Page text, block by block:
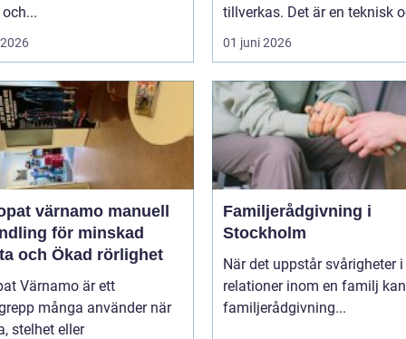
tillverkas. Det är en teknisk
01 juni 2026
värnamo manuell
för minskad
och Ökad rörlighet
Värnamo är ett
många använder när
stelhet eller
Familjerådgivning i
Stockholm
När det uppstår svårigheter i
relationer inom en familj kan
familjerådgivning...